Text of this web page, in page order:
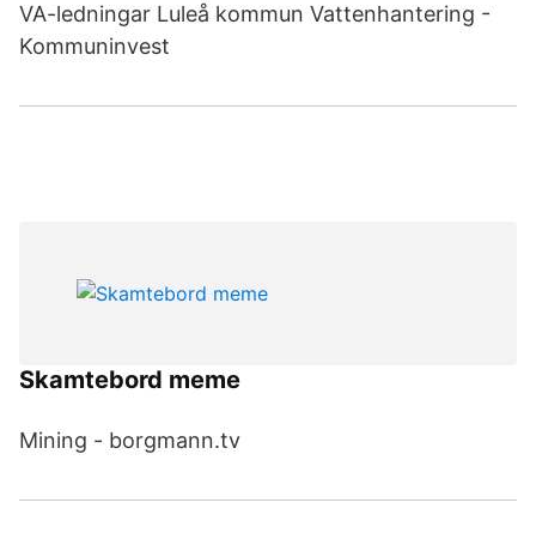
VA-ledningar Luleå kommun Vattenhantering -
Kommuninvest
Skamtebord meme
Mining - borgmann.tv